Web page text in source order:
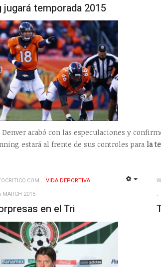
jugará temporada 2015
Denver acabó con las especulaciones y
estará al frente de sus controles para la
VIDA DEPORTIVA
MARCH 2015
en el Tri